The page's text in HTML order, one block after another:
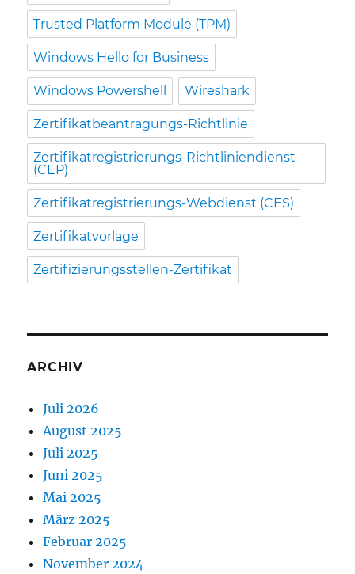
Trusted Platform Module (TPM)
Windows Hello for Business
Windows Powershell Wireshark
Zertifikatbeantragungs-Richtlinie
Zertifikatregistrierungs-Richtliniendienst
(CEP)
Zertifikatregistrierungs-Webdienst (CES)
Zertifikatvorlage
Zertifizierungsstellen-Zertifikat
ARCHIV
Juli 2026
August 2025
Juli 2025
Juni 2025
Mai 2025
März 2025
Februar 2025
November 2024